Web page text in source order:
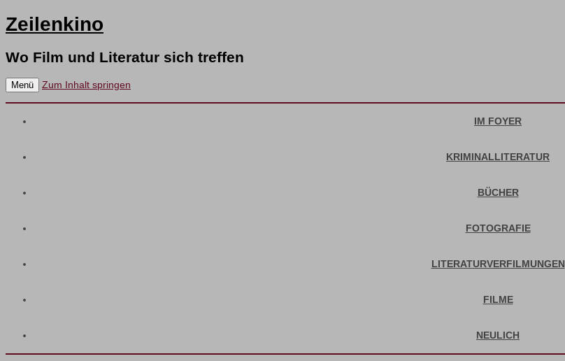
Zeilenkino
Wo Film und Literatur sich treffen
Menü Zum Inhalt springen
IM FOYER
KRIMINALLITERATUR
BÜCHER
FOTOGRAFIE
LITERATURVERFILMUNGEN
FILME
NEULICH